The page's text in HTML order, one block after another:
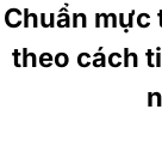
Chuẩn mực
theo cách